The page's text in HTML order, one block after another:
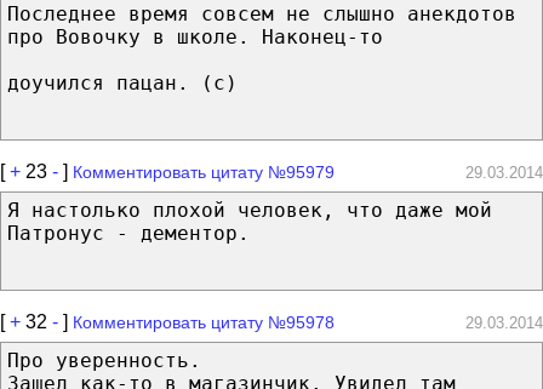
Последнее время совсем не слышно анекдотов
про Вовочку в школе. Наконец-то
доучился пацан. (с)
[+ 23 - ] Комментировать цитату №95979 29.03.2014
Я настолько плохой человек, что даже мой
Патронус - дементор.
[+ 32 - ] Комментировать цитату №95978 29.03.2014
Про уверенность.
Зашел как-то в магазинчик. Увидел там